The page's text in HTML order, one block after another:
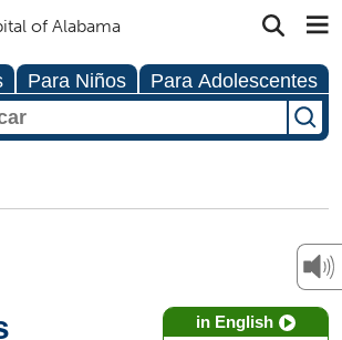
Para Niños Para Adolescentes
in English